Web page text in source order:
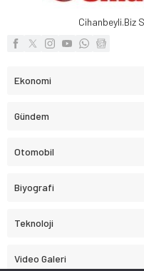
Cihanbeyli.Biz
Ekonomi
Gündem
Otomobil
Biyografi
Teknoloji
Video Galeri